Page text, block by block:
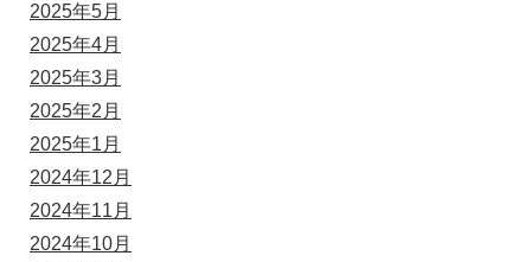
2025年5月
2025年4月
2025年3月
2025年2月
2025年1月
2024年12月
2024年11月
2024年10月